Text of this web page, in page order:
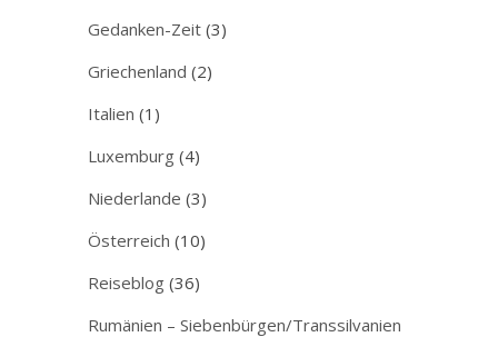
Gedanken-Zeit (3)
Griechenland (2)
Italien (1)
Luxemburg (4)
Niederlande (3)
Österreich (10)
Reiseblog (36)
Rumänien – Siebenbürgen/Transsilvanien